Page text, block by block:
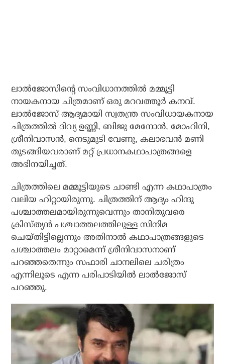
ലാല്‍ജോസിന്റെ സംവിധാനത്തില്‍ മമ്മൂട്ടി
നായകനായ ചിത്രമാണ് ഒരു മറവത്തൂര്‍ കനവ്.
ലാല്‍ജോസ് ആദ്യമായി സ്വതന്ത്ര സംവിധായകനായ
ചിത്രത്തില്‍ ദിവ്യ ഉണ്ണി, ബിജു മേനോന്‍, മോഹിനി,
ശ്രീനിവാസന്‍, നെടുമുടി വേണു, കലാഭവന്‍ മണി
തുടങ്ങിയവരാണ് മറ്റ് പ്രധാനകഥാപാത്രങ്ങളെ
അഭിനയിച്ചത്.
ചിത്രത്തിലെ മമ്മൂട്ടിയുടെ ചാണ്ടി എന്ന കഥാപാത്രം
വലിയ ഹിറ്റായിരുന്നു. ചിത്രത്തിന് ആദ്യം ഹിന്ദു
പശ്ചാത്തലമായിരുന്നുവെന്നും താനിതുവരെ
ക്രിസ്ത്യന്‍ പശ്ചാത്തലത്തിലുള്ള സിനിമ
ചെയ്തിട്ടില്ലെന്നും അതിനാല്‍ കഥാപാത്രങ്ങളുടെ
പശ്ചാത്തലം മാറ്റാമെന്ന് ശ്രീനിവാസനാണ്
പറഞ്ഞതെന്നും സഫാരി ചാനലിലെ ചരിത്രം
എന്നിലൂടെ എന്ന പരിപാടിയില്‍ ലാല്‍ജോസ്
പറഞ്ഞു.